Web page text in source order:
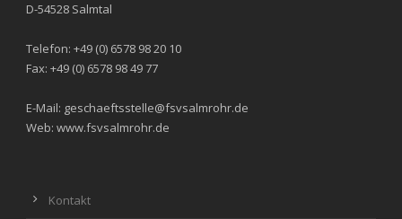
D-54528 Salmtal
Telefon: +49 (0) 6578 98 20 10
Fax: +49 (0) 6578 98 49 77
E-Mail: geschaeftsstelle@fsvsalmrohr.de
Web: www.fsvsalmrohr.de
Kontakt